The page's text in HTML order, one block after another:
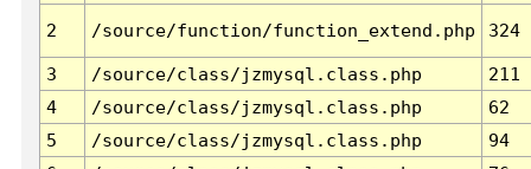
2 /source/function/function_extend.php 324
3 /source/class/jzmysql.class.php
211
4
/source/class/jzmysql.class.php
62
5
/source/class/jzmysql.class.php
94